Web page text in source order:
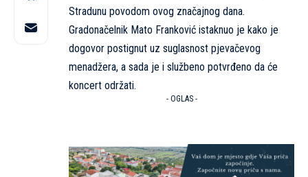
Stradunu povodom ovog značajnog dana.
Gradonačelnik Mato Franković istaknuo je kako je
dogovor postignut uz suglasnost pjevačevog
menadžera, a sada je i službeno potvrđeno da će
koncert održati.
- OGLAS -